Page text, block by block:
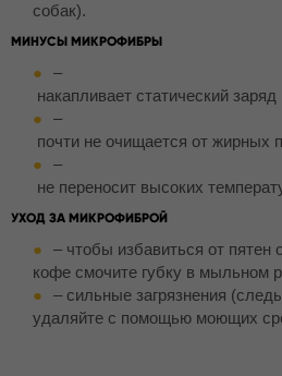
собак).
МИНУСЫ МИКРОФИБРЫ
–
накапливает статический
–
почти не очищается от жирных
–
не переносит высоких
УХОД ЗА МИКРОФИБРОЙ
– чтобы избавиться от пятен
кофе смочите губку в мыльном
– сильные загрязнения
удаляйте с помощью моющих